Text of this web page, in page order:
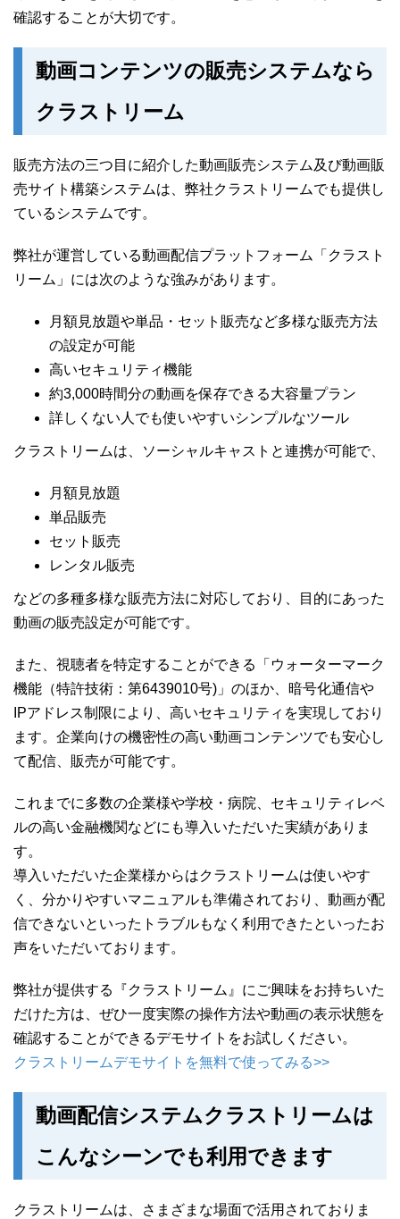
確認することが大切です。
動画コンテンツの販売システムなら
クラストリーム
販売方法の三つ目に紹介した動画販売システム及び動画販
売サイト構築システムは、弊社クラストリームでも提供し
ているシステムです。
弊社が運営している動画配信プラットフォーム「クラスト
リーム」には次のような強みがあります。
月額見放題や単品・セット販売など多様な販売方法
の設定が可能
高いセキュリティ機能
約3,000時間分の動画を保存できる大容量プラン
詳しくない人でも使いやすいシンプルなツール
クラストリームは、ソーシャルキャストと連携が可能で、
月額見放題
単品販売
セット販売
レンタル販売
などの多種多様な販売方法に対応しており、目的にあった
動画の販売設定が可能です。
また、視聴者を特定することができる「ウォーターマーク
機能（特許技術：第6439010号)」のほか、暗号化通信や
IPアドレス制限により、高いセキュリティを実現しており
ます。企業向けの機密性の高い動画コンテンツでも安心し
て配信、販売が可能です。
これまでに多数の企業様や学校・病院、セキュリティレベ
ルの高い金融機関などにも導入いただいた実績がありま
す。
導入いただいた企業様からはクラストリームは使いやす
く、分かりやすいマニュアルも準備されており、動画が配
信できないといったトラブルもなく利用できたといったお
声をいただいております。
弊社が提供する『クラストリーム』にご興味をお持ちいた
だけた方は、ぜひ一度実際の操作方法や動画の表示状態を
確認することができるデモサイトをお試しください。
クラストリームデモサイトを無料で使ってみる>>
動画配信システムクラストリームは
こんなシーンでも利用できます
クラストリームは、さまざまな場面で活用されておりま